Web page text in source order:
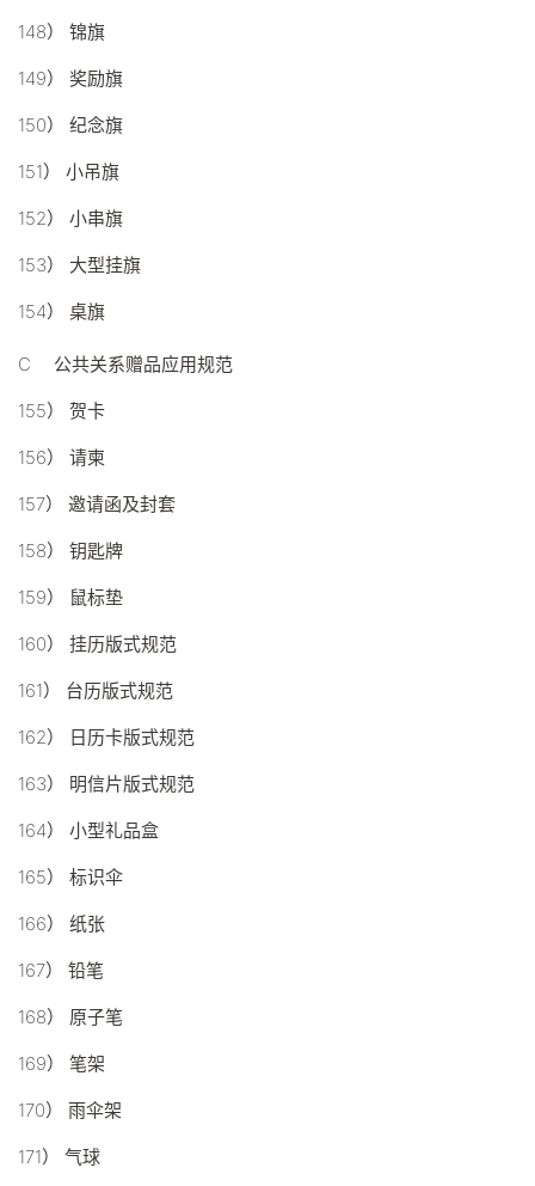
148） 锦旗
149） 奖励旗
150） 纪念旗
151） 小吊旗
152） 小串旗
153） 大型挂旗
154） 桌旗
C 公共关系赠品应用规范
155） 贺卡
156） 请柬
157） 邀请函及封套
158） 钥匙牌
159） 鼠标垫
160） 挂历版式规范
161） 台历版式规范
162） 日历卡版式规范
163） 明信片版式规范
164） 小型礼品盒
165） 标识伞
166） 纸张
167） 铅笔
168） 原子笔
169） 笔架
170） 雨伞架
171） 气球